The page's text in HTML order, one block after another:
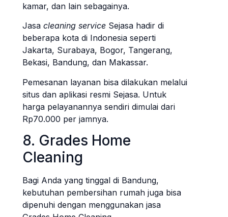
kamar, dan lain sebagainya.
Jasa cleaning service Sejasa hadir di
beberapa kota di Indonesia seperti
Jakarta, Surabaya, Bogor, Tangerang,
Bekasi, Bandung, dan Makassar.
Pemesanan layanan bisa dilakukan melalui
situs dan aplikasi resmi Sejasa. Untuk
harga pelayanannya sendiri dimulai dari
Rp70.000 per jamnya.
8. Grades Home
Cleaning
Bagi Anda yang tinggal di Bandung,
kebutuhan pembersihan rumah juga bisa
dipenuhi dengan menggunakan jasa